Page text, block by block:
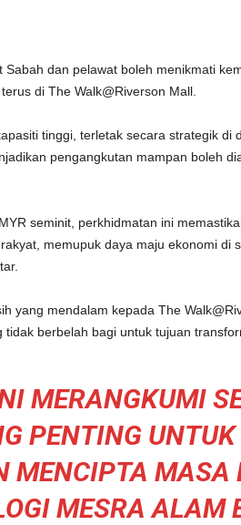
dan pelawat boleh menikmati
di The Walk@Riverson Mall.
tinggi, terletak secara strategik di
pengangkutan mampan boleh
seminit, perkhidmatan ini
memupuk daya maju ekonomi di
yang mendalam kepada The
berbelah bagi untuk tujuan
MERANGKUMI
PENTING
MENCIPTA MASA
MESRA ALAM